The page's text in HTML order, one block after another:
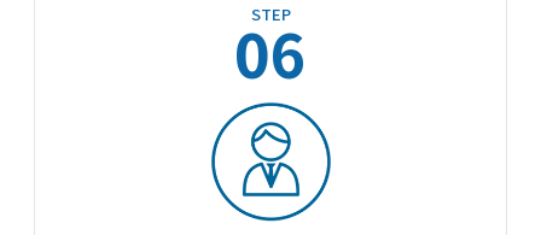
STEP
06